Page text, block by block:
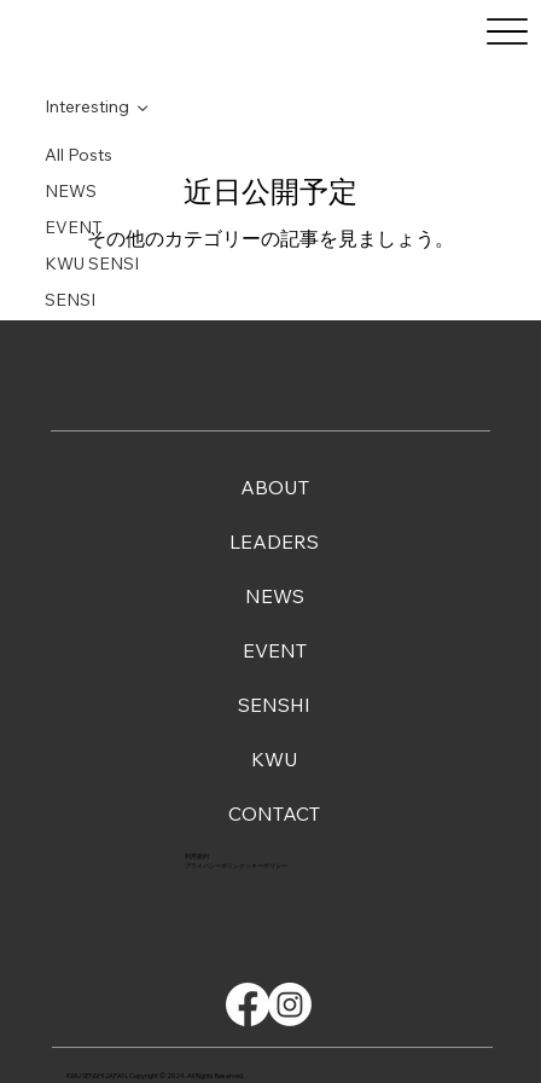
All Posts
NEWS
EVENT
KWU SENSI
SENSI
Interesting
近日公開予定
その他のカテゴリーの記事を見ましょう。
利用規約
プライバシーポリシ
クッキーポリシー
KWU SENSHI JAPAN. Copyright © 2024. All Rights Reserved.
ABOUT
LEADERS
NEWS
EVENT
SENSHI
KWU
CONTACT